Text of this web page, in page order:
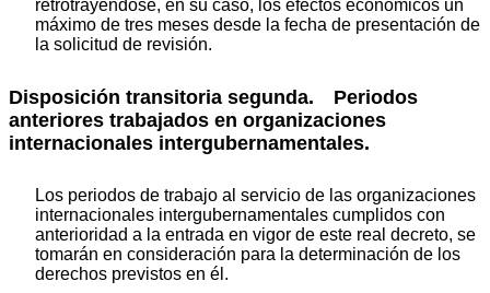
retrotrayéndose, en su caso, los efectos económicos un
máximo de tres meses desde la fecha de presentación de
la solicitud de revisión.
Disposición transitoria segunda. Periodos
anteriores trabajados en organizaciones
internacionales intergubernamentales.
Los periodos de trabajo al servicio de las organizaciones
internacionales intergubernamentales cumplidos con
anterioridad a la entrada en vigor de este real decreto, se
tomarán en consideración para la determinación de los
derechos previstos en él.